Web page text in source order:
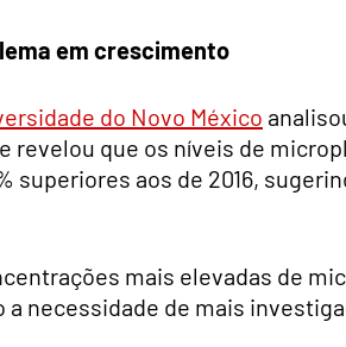
em crescimento
do Novo México
revelou que os níveis de
superiores aos de 2016,
mais elevadas de
necessidade de mais